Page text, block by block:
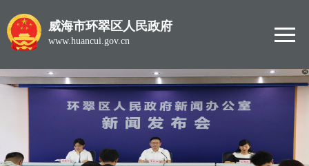
威海市环翠区人民政府
www.huancui.gov.cn